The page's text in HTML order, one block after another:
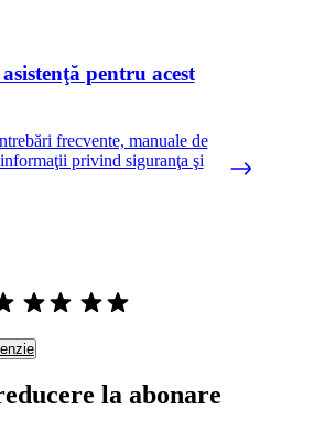
pentru acest
frecvente, manuale de
privind siguranţa şi
la abonare